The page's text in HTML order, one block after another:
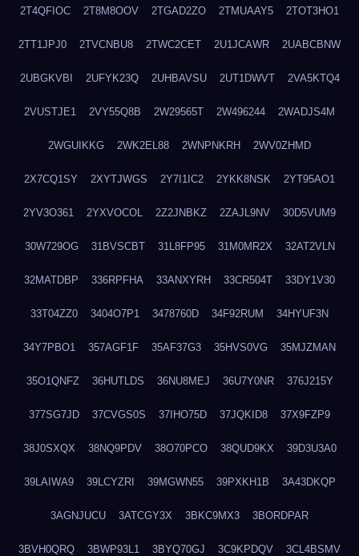
2T4QFIOC 2T8M8OOV 2TGAD2ZO 2TMUAAY5 2TOT3HO1
2TT1JPJ0 2TVCNBU8 2TWC2CET 2U1JCAWR 2UABCBNW
2UBGKVBI 2UFYK23Q 2UHBAVSU 2UT1DWVT 2VA5KTQ4
2VUSTJE1 2VY55Q8B 2W29565T 2W496244 2WADJS4M
2WGUIKKG 2WK2EL88 2WNPNKRH 2WV0ZHMD
2X7CQ1SY 2XYTJWGS 2Y7I1IC2 2YKK8NSK 2YT95AO1
2YV3O361 2YXVOCOL 2Z2JNBKZ 2ZAJL9NV 30D5VUM9
30W729OG 31BVSCBT 31L8FP95 31M0MR2X 32AT2VLN
32MATDBP 336RPFHA 33ANXYRH 33CR504T 33DY1V30
33T04ZZ0 3404O7P1 3478760D 34F92RUM 34HYUF3N
34Y7PBO1 357AGF1F 35AF37G3 35HVS0VG 35MJZMAN
35O1QNFZ 36HUTLDS 36NU8MEJ 36U7Y0NR 376J215Y
377SG7JD 37CVGS0S 37IHO75D 37JQKID8 37X9FZP9
38J0SXQX 38NQ9PDV 38O70PCO 38QUD9KX 39D3U3A0
39LAIWA9 39LCYZRI 39MGWN55 39PXKH1B 3A43DKQP
3AGNJUCU 3ATCGY3X 3BKC9MX3 3BORDPAR
3BVH0QRQ 3BWP93L1 3BYQ70GJ 3C9KPDQV 3CL4BSMV